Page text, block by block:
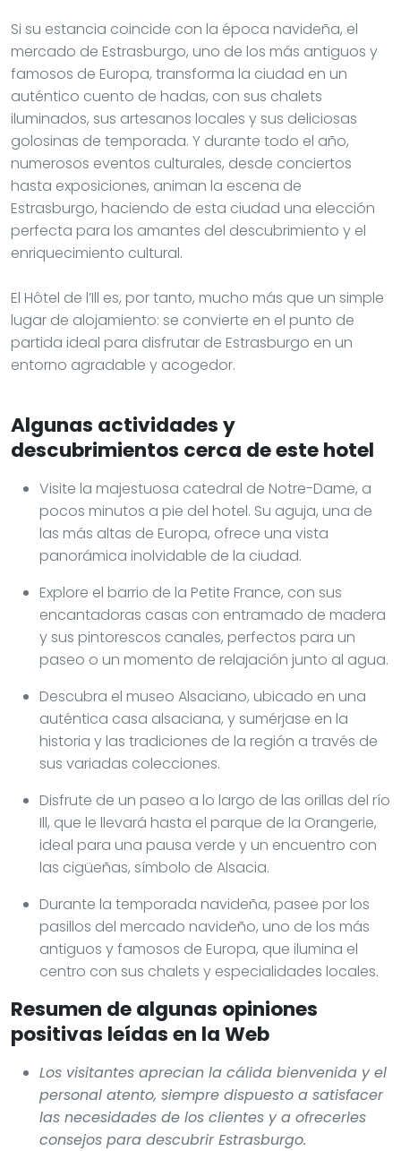
Si su estancia coincide con la época navideña, el
mercado de Estrasburgo, uno de los más antiguos y
famosos de Europa, transforma la ciudad en un
auténtico cuento de hadas, con sus chalets
iluminados, sus artesanos locales y sus deliciosas
golosinas de temporada. Y durante todo el año,
numerosos eventos culturales, desde conciertos
hasta exposiciones, animan la escena de
Estrasburgo, haciendo de esta ciudad una elección
perfecta para los amantes del descubrimiento y el
enriquecimiento cultural.
El Hôtel de l’Ill es, por tanto, mucho más que un simple
lugar de alojamiento: se convierte en el punto de
partida ideal para disfrutar de Estrasburgo en un
entorno agradable y acogedor.
Algunas actividades y
descubrimientos cerca de este hotel
Visite la majestuosa catedral de Notre-Dame, a
pocos minutos a pie del hotel. Su aguja, una de
las más altas de Europa, ofrece una vista
panorámica inolvidable de la ciudad.
Explore el barrio de la Petite France, con sus
encantadoras casas con entramado de madera
y sus pintorescos canales, perfectos para un
paseo o un momento de relajación junto al agua.
Descubra el museo Alsaciano, ubicado en una
auténtica casa alsaciana, y sumérjase en la
historia y las tradiciones de la región a través de
sus variadas colecciones.
Disfrute de un paseo a lo largo de las orillas del río
Ill, que le llevará hasta el parque de la Orangerie,
ideal para una pausa verde y un encuentro con
las cigüeñas, símbolo de Alsacia.
Durante la temporada navideña, pasee por los
pasillos del mercado navideño, uno de los más
antiguos y famosos de Europa, que ilumina el
centro con sus chalets y especialidades locales.
Resumen de algunas opiniones
positivas leídas en la Web
Los visitantes aprecian la cálida bienvenida y el
personal atento, siempre dispuesto a satisfacer
las necesidades de los clientes y a ofrecerles
consejos para descubrir Estrasburgo.